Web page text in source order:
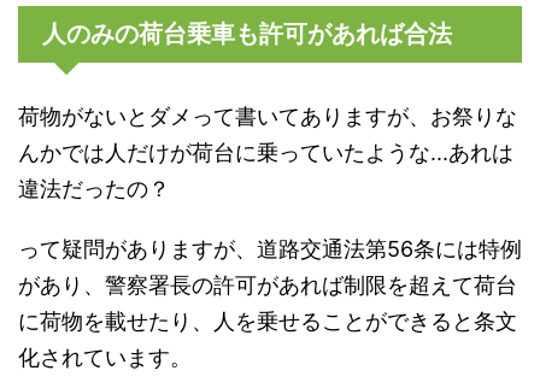
人のみの荷台乗車も許可があれば合法
荷物がないとダメって書いてありますが、お祭りな
んかでは人だけが荷台に乗っていたような...あれは
違法だったの？
って疑問がありますが、道路交通法第56条には特例
があり、警察署長の許可があれば制限を超えて荷台
に荷物を載せたり、人を乗せることができると条文
化されています。